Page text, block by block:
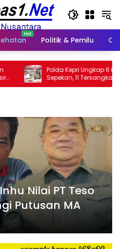
Politik & Pemilu
Ungkap 6 Kasus Narkotika
11 Tersangka Diamankan & Sita
Sabu
Inhu Nilai PT Teso
Putusan MA